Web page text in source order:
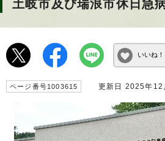
土岐市及び瑞浪市休日急
いいね！
ページ番号1003615 更新日 2025年12